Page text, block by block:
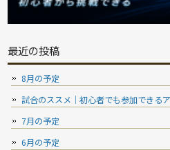
最近の投稿
8月の予定
試合のススメ｜初心者でも参加できる
7月の予定
6月の予定